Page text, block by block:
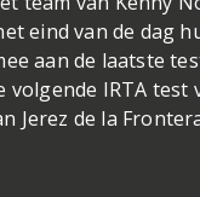
eind van de dag
aan de laatste
volgende IRTA test
Jerez de la